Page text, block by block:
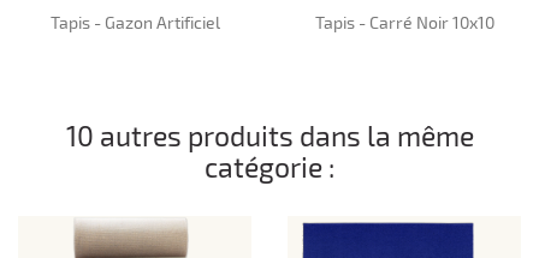
Tapis - Gazon Artificiel Tapis - Carré Noir 10x10
10 autres produits dans la même
catégorie :